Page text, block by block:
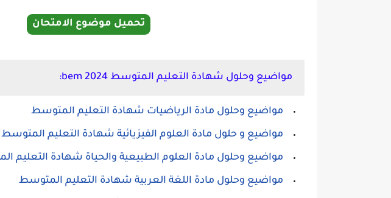
تحميل موضوع الامتحان
مواضيع وحلول شهادة التعليم المتوسط 2024 bem:
مواضيع وحلول مادة الرياضيات شهادة التعليم المتوسط
مواضيع و حلول مادة العلوم الفيزيائية شهادة التعليم المتوسط
مواضيع وحلول مادة العلوم الطبيعية والحياة شهادة التعليم
مواضيع وحلول مادة اللغة العربية شهادة التعليم المتوسط